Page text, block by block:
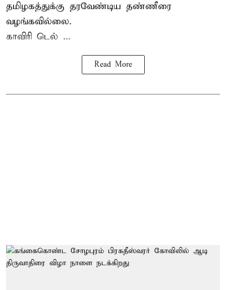
தமிழகத்துக்கு தரவேண்டிய தண்ணீரை
வழங்கவில்லை.
காவிரி டெல் ...
Read More